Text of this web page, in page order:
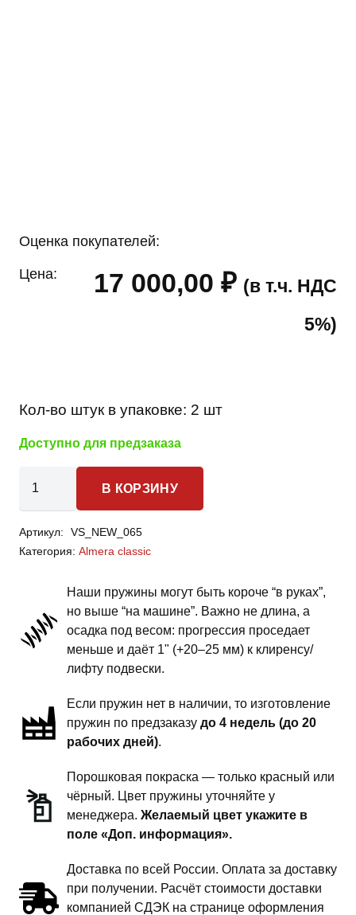
Оценка покупателей:
Цена: 17 000,00 ₽ (в т.ч. НДС
5%)
Кол-во штук в упаковке: 2 шт
Доступно для предзаказа
товара
Almera
Classic
пружины
задней
подвески
дюйм
комфорт
В КОРЗИНУ
Артикул:
VS_NEW_065
Категория: Almera classic
Наши пружины могут быть короче “в руках”,
но выше “на машине”. Важно не длина, а
осадка под весом: прогрессия проседает
меньше и даёт 1" (+20–25 мм) к клиренсу/
лифту подвески.
Если пружин нет в наличии, то изготовление
пружин по предзаказу до 4 недель (до 20
рабочих дней).
Порошковая покраска — только красный или
чёрный. Цвет пружины уточняйте у
менеджера. Желаемый цвет укажите в
поле «Доп. информация».
Доставка по всей России. Оплата за доставку
при получении. Расчёт стоимости доставки
компанией СДЭК на странице оформления